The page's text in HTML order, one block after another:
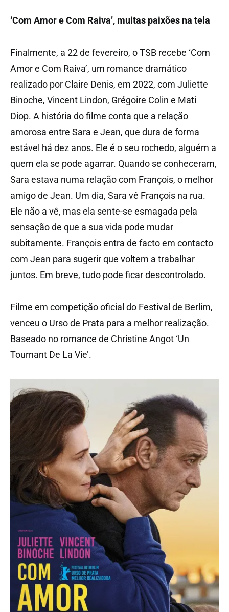
‘Com Amor e Com Raiva’, muitas paixões na tela
Finalmente, a 22 de fevereiro, o TSB recebe ‘Com
Amor e Com Raiva’, um romance dramático
realizado por Claire Denis, em 2022, com Juliette
Binoche, Vincent Lindon, Grégoire Colin e Mati
Diop. A história do filme conta que a relação
amorosa entre Sara e Jean, que dura de forma
estável há dez anos. Ele é o seu rochedo, alguém a
quem ela se pode agarrar. Quando se conheceram,
Sara estava numa relação com François, o melhor
amigo de Jean. Um dia, Sara vê François na rua.
Ele não a vê, mas ela sente-se esmagada pela
sensação de que a sua vida pode mudar
subitamente. François entra de facto em contacto
com Jean para sugerir que voltem a trabalhar
juntos. Em breve, tudo pode ficar descontrolado.
Filme em competição oficial do Festival de Berlim,
venceu o Urso de Prata para a melhor realização.
Baseado no romance de Christine Angot ‘Un
Tournant De La Vie’.